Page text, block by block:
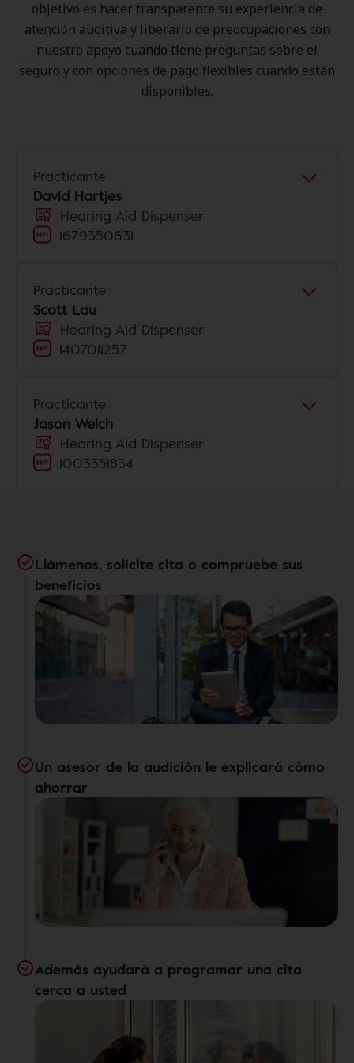
objetivo es hacer transparente su experiencia de
atención auditiva y liberarlo de preocupaciones con
nuestro apoyo cuando tiene preguntas sobre el
seguro y con opciones de pago flexibles cuando están
disponibles.
Practicante
David Hartjes
Hearing Aid Dispenser
1679350631
Practicante
Scott Lau
Hearing Aid Dispenser
1407011257
Practicante
Jason Welch
Hearing Aid Dispenser
1003351834
Llámenos, solicite cita o compruebe sus
beneficios
Un asesor de la audición le explicará cómo
ahorrar
Además ayudará a programar una cita
cerca a usted